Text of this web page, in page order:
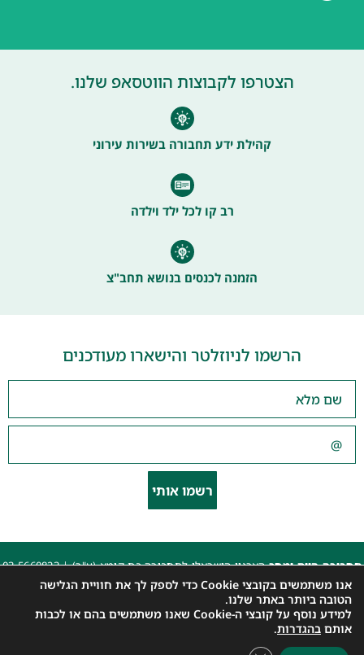
הצטרפו לקבוצות הווטסאפ שלנו.
קהילת ידע תחבורה בשירות עירוני
רב קו לכל ילד וילדה
הזמנה לכנסים בנושא תחב"צ
הרשמו לניוזלטר והישארו מעודכנים
רשמו אותי
תחבורה היום ומחרהארגון הישראלי לתחבורה בת קימא (ע"ר) |03-5660823
|
beyarok@gmail.com
כל הזכויות שמורות 2025 | הצהרת נגישות האתר
עיצוב: עדי. עיצוב גרפי
אנו משתמשים בקובצי Cookie כדי לספק לך את חוויית הגלישה
הטובה ביותר באתר שלנו.
למידע נוסף על קובצי ה-Cookie שאנו משתמשים בהם או לכבות
אותם בהגדרות.